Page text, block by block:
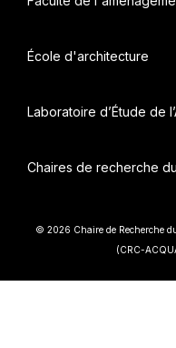
École d'architecture
Laboratoire d’Étude de
Chaires de recherche
© 2026 Chaire de Recherche
(CRC-